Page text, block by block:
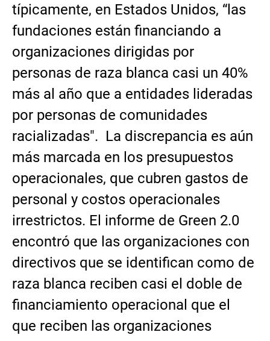
típicamente, en Estados Unidos, “las
fundaciones están financiando a
organizaciones dirigidas por
personas de raza blanca casi un 40%
más al año que a entidades lideradas
por personas de comunidades
racializadas". La discrepancia es aún
más marcada en los presupuestos
operacionales, que cubren gastos de
personal y costos operacionales
irrestrictos. El informe de Green 2.0
encontró que las organizaciones con
directivos que se identifican como de
raza blanca reciben casi el doble de
financiamiento operacional que el
que reciben las organizaciones